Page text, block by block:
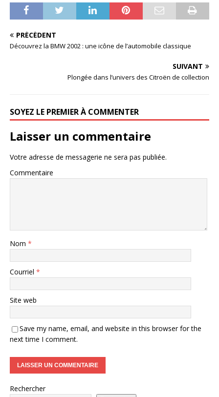
PRÉCÉDENT
Découvrez la BMW 2002 : une icône de l’automobile classique
SUIVANT
Plongée dans l’univers des Citroën de collection
SOYEZ LE PREMIER À COMMENTER
Laisser un commentaire
Votre adresse de messagerie ne sera pas publiée.
Commentaire
Nom *
Courriel *
Site web
Save my name, email, and website in this browser for the
next time I comment.
Rechercher